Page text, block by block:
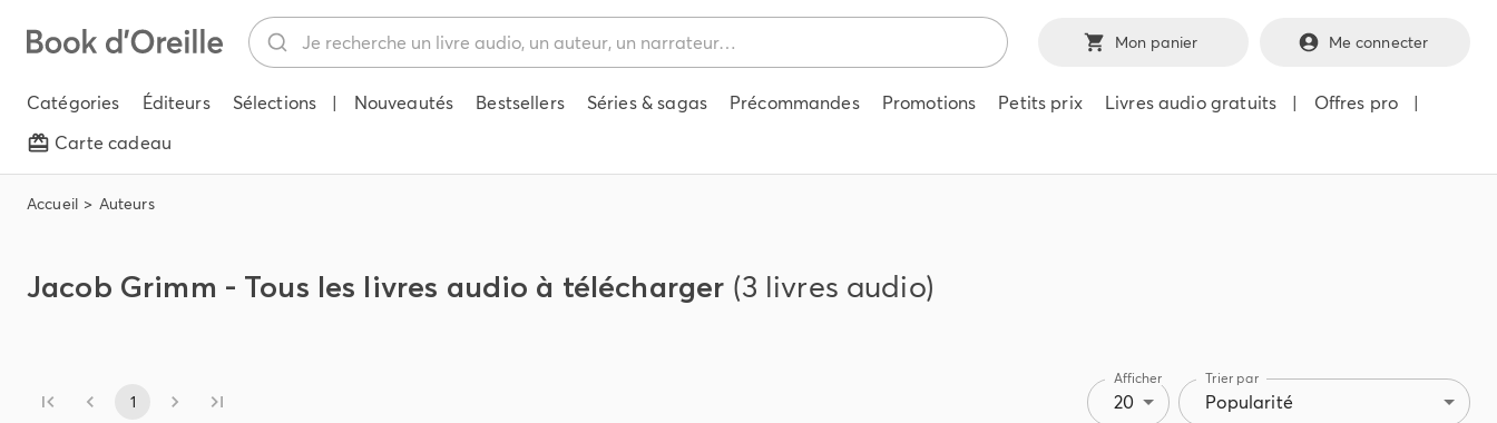
Mon panier Me connecter
Catégories Éditeurs Sélections | Nouveautés Bestsellers Séries & sagas Précommandes Promotions Petits prix Livres audio gratuits | Offres pro
|
Carte cadeau
Accueil Auteurs
Jacob Grimm - Tous les livres audio à télécharger (3 livres audio)
1
Afficher
20
Trier par
Popularité